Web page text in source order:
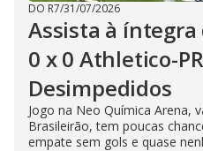
DO R7/31/07/2026
Assista à
0 x 0 Athletico-
Desimpedidos
Jogo na Neo Química Arena,
Brasileirão, tem poucas
empate sem gols e quase